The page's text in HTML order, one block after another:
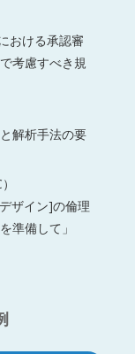
おける承認審
考慮すべき規
解析手法の要
ザイン]の倫理
準備して」